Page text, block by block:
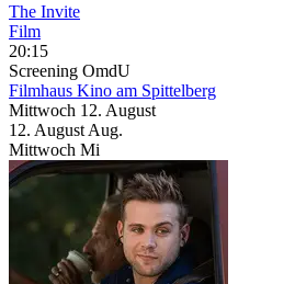
The Invite
Film
20:15
Screening OmdU
Filmhaus Kino am Spittelberg
Mittwoch 12. August
12. August Aug.
Mittwoch Mi